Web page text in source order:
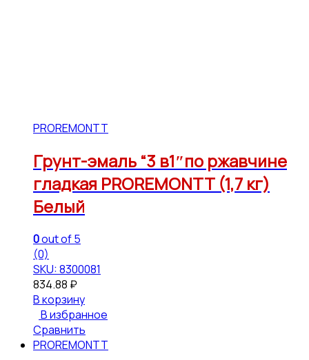
PROREMONTT
Грунт-эмаль “3 в1″по ржавчине
гладкая PROREMONTT (1,7 кг)
Белый
0out of 5
(0)
SKU: 8300081
834.88 ₽
В корзину
В избранное
Сравнить
PROREMONTT